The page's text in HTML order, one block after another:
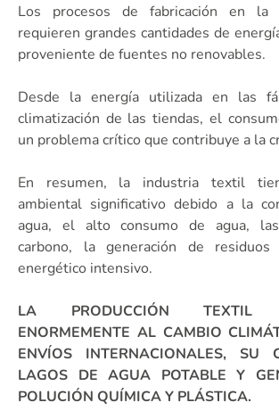
Los procesos de fabricación en la
requieren grandes cantidades de
proveniente de fuentes no renovables.
Desde la energía utilizada en las
climatización de las tiendas, el
un problema crítico que contribuye a la
En resumen, la industria textil
ambiental significativo debido a la
agua, el alto consumo de agua,
carbono, la generación de
energético intensivo.
LA PRODUCCIÓN TEXTIL
ENORMEMENTE AL CAMBIO
ENVÍOS INTERNACIONALES, SU
LAGOS DE AGUA POTABLE Y
POLUCIÓN QUÍMICA Y PLÁSTICA.